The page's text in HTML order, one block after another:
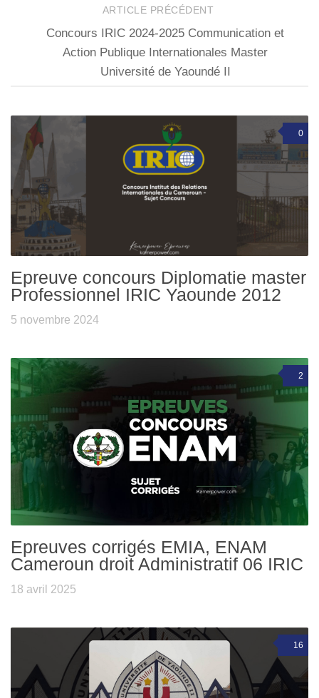
ARTICLE PRÉCÉDENT
Concours IRIC 2024-2025 Communication et
Action Publique Internationales Master
Université de Yaoundé II
0
Epreuve concours Diplomatie master
Professionnel IRIC Yaounde 2012
5 novembre 2024
2
Epreuves corrigés EMIA, ENAM
Cameroun droit Administratif 06 IRIC
18 avril 2025
16